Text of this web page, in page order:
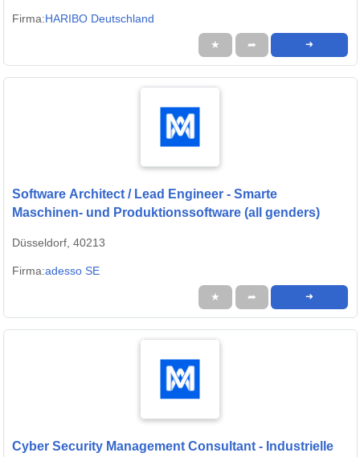
Firma:HARIBO Deutschland
★ ➦ ➜
Software Architect / Lead Engineer - Smarte
Maschinen- und Produktionssoftware (all genders)
Düsseldorf, 40213
Firma:adesso SE
★ ➦ ➜
Cyber Security Management Consultant - Industrielle